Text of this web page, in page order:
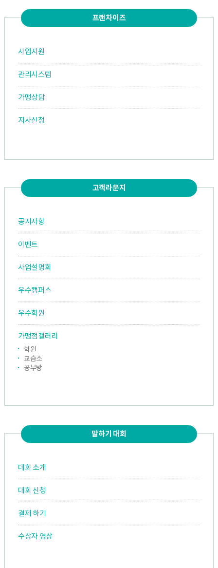
프랜차이즈
사업지원
관리시스템
가맹상담
지사신청
고객라운지
공지사항
이벤트
사업설명회
우수캠퍼스
우수회원
가맹점갤러리
학원
교습소
공부방
말하기 대회
대회 소개
대회 신청
결제 하기
수상자 영상